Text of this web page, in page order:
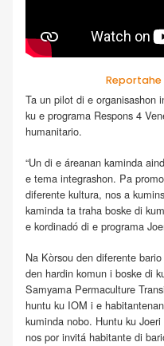
Reportahe
Ta un pilot di e organisashon
ku e programa Respons 4
humanitario.
“Un di e áreanan kaminda
e tema integrashon. Pa
diferente kultura, nos a
kaminda ta traha boske di
e kordinadó di e programa
Na Kòrsou den diferente
den hardin komun i boske di
Samyama Permaculture
huntu ku IOM i e
kuminda nobo. Huntu ku
nos por invitá habitante di